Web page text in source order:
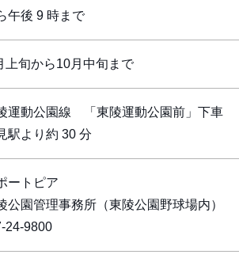
午後 9 時まで
上旬から10月中旬まで
動公園線 「東陵運動公園前」下車
より約 30 分
ートピア
園管理事務所（東陵公園野球場内）
24-9800